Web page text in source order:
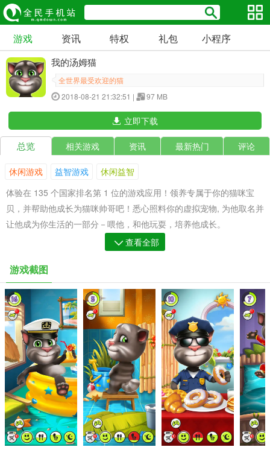
游戏 资讯 特权 礼包 小程序
我的汤姆猫
全世界最受欢迎的猫
2018-08-21 21:32:51 |
97 MB
立即下载
总览 相关游戏 资讯 最新热门 评论
休闲游戏 益智游戏
休闲益智
体验在 135 个国家排名第 1 位的游戏应用！领养专属于你的猫咪宝
贝，并帮助他成长为猫咪帅哥吧！悉心照料你的虚拟宠物, 为他取名并
让他成为你生活的一部分－喂他，和他玩耍，培养他成长。
家，周游世界结识其他汤姆猫。玩迷你游戏，看着会说话的汤姆猫慢
慢成为你日常生活的一部分。
特性：
- 畅玩 10 个迷你游戏：果冻连线、泡泡射手、敲砖小将 、连及更
多！赢取金币、乐趣无穷！
- 养育你专属的汤姆猫：和他玩游戏，喂他最喜欢的食物，带他上床
睡觉。
- 收集机票，周游世界，结识其他汤姆猫。用来自世界各地的明信片
填满你的相册，解锁那些对一个真正的探险家有价值的衣服。
- 体验栩栩如生的情感表达：汤姆猫会高兴、饥饿、困倦、厌烦……
他的情感随着你和他互动的方式而发生变化。
查看全部
游戏截图